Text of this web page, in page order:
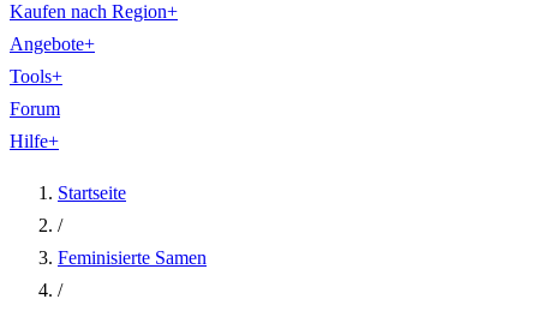
Kaufen nach Region+
Angebote+
Tools+
Forum
Hilfe+
Startseite
/
Feminisierte Samen
/